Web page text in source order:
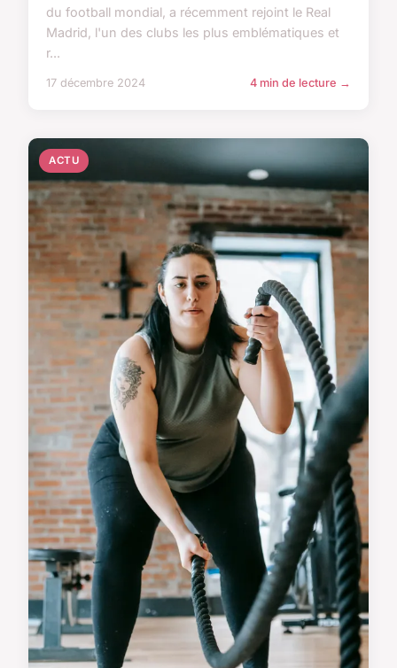
du football mondial, a récemment rejoint le Real
Madrid, l'un des clubs les plus emblématiques et
r...
17 décembre 2024 4 min de lecture →
ACTU